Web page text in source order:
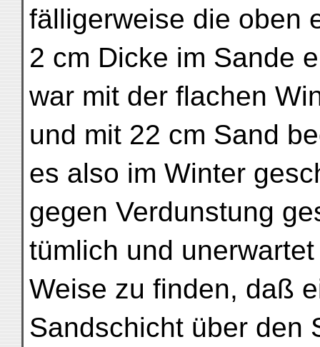
fälligerweise die oben
2 cm Dicke im Sande
war mit der flachen
und mit 22 cm Sand
es also im Winter
gegen Verdunstung
tümlich und
Weise zu finden, daß
Sandschicht über den